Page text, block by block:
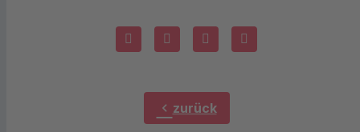
chevron_left zurück